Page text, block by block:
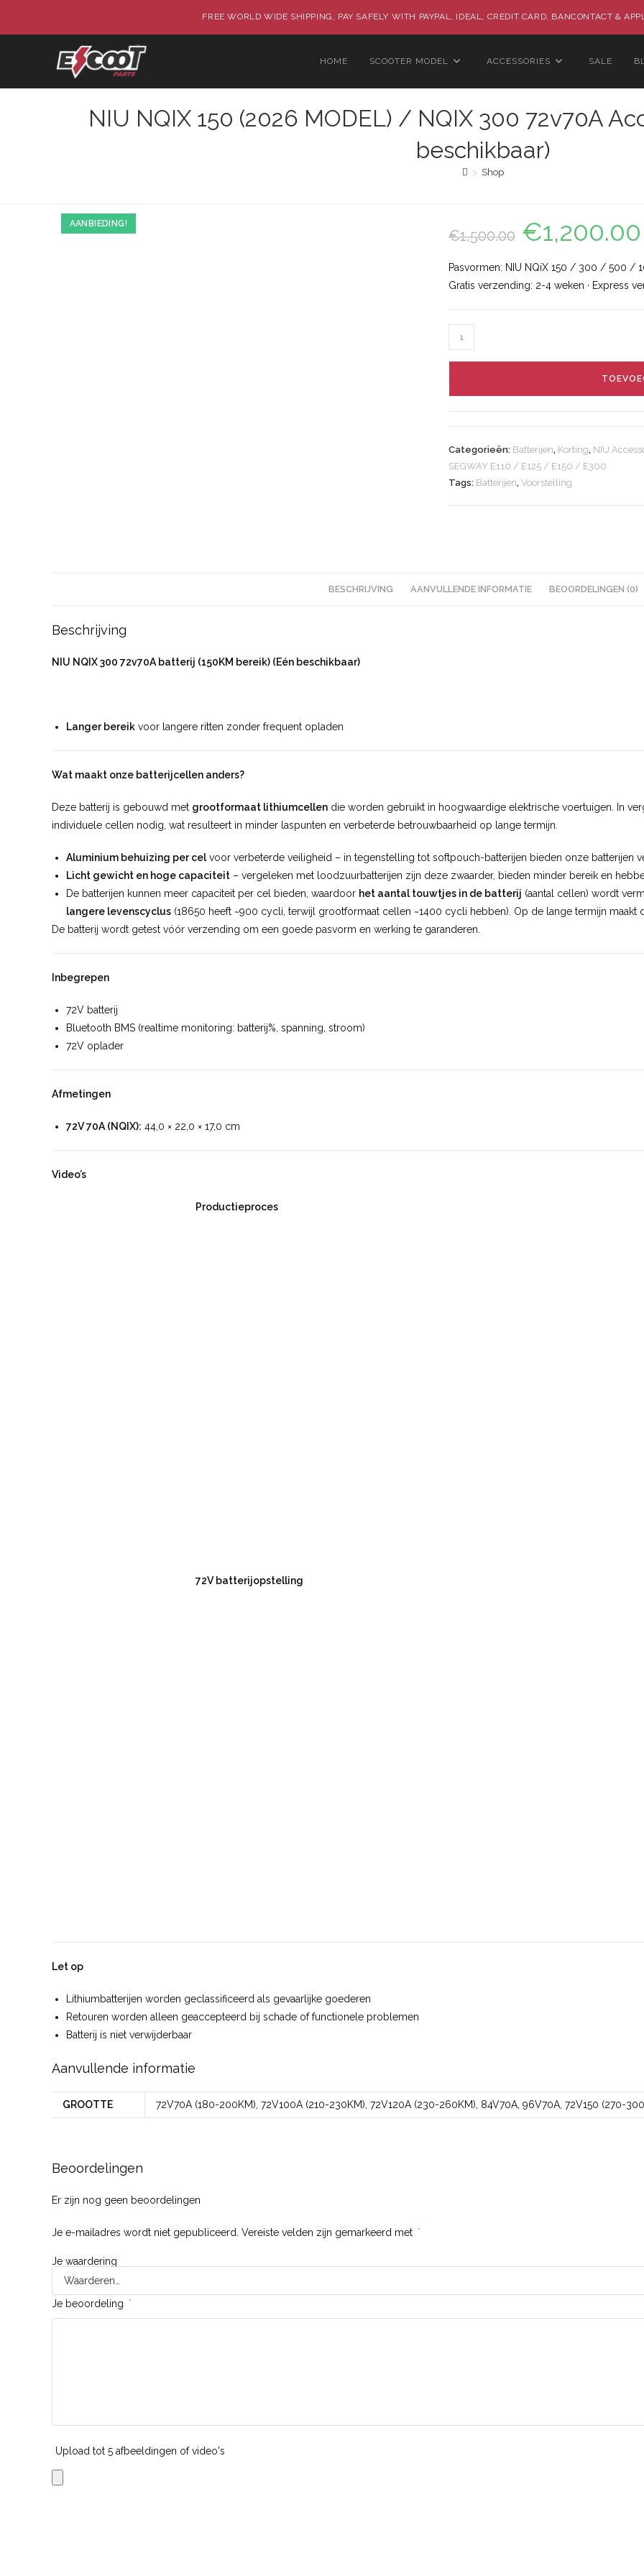
FREE WORLD WIDE SHIPPING, PAY SAFELY WITH PAYPAL, IDEAL, CREDIT CARD, BANCONTACT &
HOME SCOOTER MODEL ACCESSORIES SALE
NIU NQIX 150 (2026 MODEL) / NQIX 300 72v70A
beschikbaar)
> Shop
AANBIEDING!
€1,500.00
Oorspronkelijke
prijs
was:
€1,200.00
Pasvormen: NIU NQiX 150 / 300 / 500 /
Gratis verzending: 2-4 weken · Express
NQIX
beschikbaar)
Categorieën: Batterijen, Korting, NIU
SEGWAY E110 / E125 / E150 / E300
Tags: Batterijen, Voorstelling
BESCHRIJVING AANVULLENDE INFORMATIE BEOORDELINGEN (0)
Beschrijving
NIU NQIX 300 72v70A batterij (150KM bereik) (Eén beschikbaar)
Langer bereik voor langere ritten zonder frequent opladen
Wat maakt onze batterijcellen anders?
Deze batterij is gebouwd met grootformaat lithiumcellen die worden gebruikt in hoogwaardige elektrische voertuigen. In
individuele cellen nodig, wat resulteert in minder laspunten en verbeterde betrouwbaarheid op lange termijn.
Aluminium behuizing per celvoor verbeterde veiligheid – in tegenstelling tot softpouch-batterijen bieden onze batterijen
Licht gewicht en hoge capaciteit – vergeleken met loodzuurbatterijen zijn deze zwaarder, bieden minder bereik en
De batterijen kunnen meer capaciteit per cel bieden, waardoor het aantal touwtjes in de batterij (aantal cellen) wordt
langere levenscyclus (18650 heeft ~900 cycli, terwijl grootformaat cellen ~1400 cycli hebben). Op de lange termijn maakt
De batterij wordt getest vóór verzending om een goede pasvorm en werking te garanderen.
Inbegrepen
72V batterij
Bluetooth BMS (realtime monitoring: batterij%, spanning, stroom)
72V oplader
Afmetingen
72V 70A (NQIX): 44,0 × 22,0 × 17,0 cm
Video’s
Productieproces
72V batterijopstelling
Let op
Lithiumbatterijen worden geclassificeerd als gevaarlijke goederen
Retouren worden alleen geaccepteerd bij schade of functionele problemen
Batterij is niet verwijderbaar
Aanvullende informatie
GROOTTE 72V70A (180-200KM), 72V100A (210-230KM), 72V120A (230-260KM), 84V70A, 96V70A, 72V150 (270-
Beoordelingen
Er zijn nog geen beoordelingen
Je e-mailadres wordt niet gepubliceerd. Vereiste velden zijn gemarkeerd met *
Je waardering
Je beoordeling *
Upload tot 5 afbeeldingen of video's